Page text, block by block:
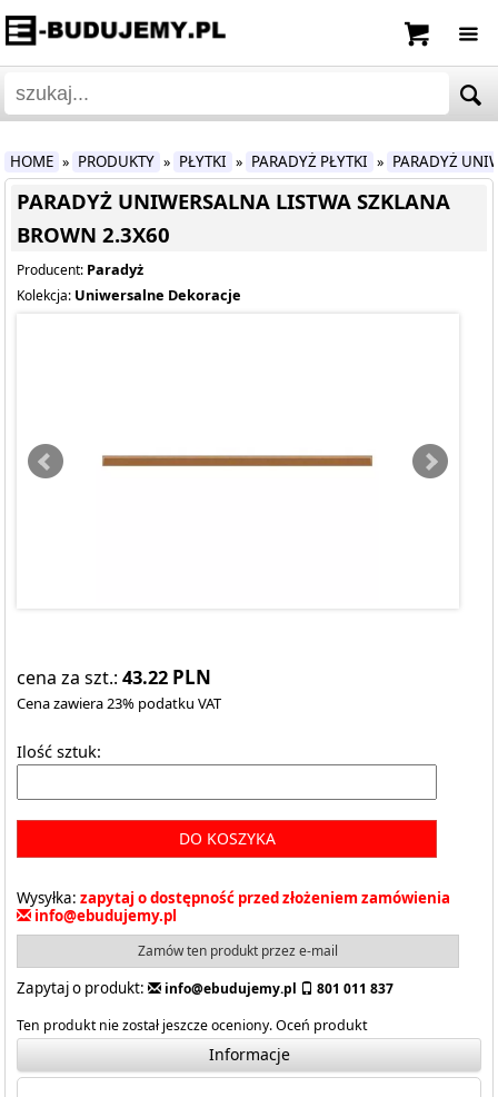
HOME » PRODUKTY » PŁYTKI » PARADYŻ PŁYTKI » PARADYŻ
PARADYŻ UNIWERSALNA LISTWA SZKLANA
BROWN 2.3X60
Producent: Paradyż
Kolekcja: Uniwersalne Dekoracje
cena za szt.:43.22 PLN
Cena zawiera 23% podatku VAT
Ilość sztuk:
DO KOSZYKA
Wysyłka: zapytaj o dostępność przed złożeniem zamówienia
info@ebudujemy.pl
Zamów ten produkt przez e-mail
Zapytaj o produkt: info@ebudujemy.pl
801 011 837
Ten produkt nie został jeszcze oceniony.Oceń produkt
Informacje